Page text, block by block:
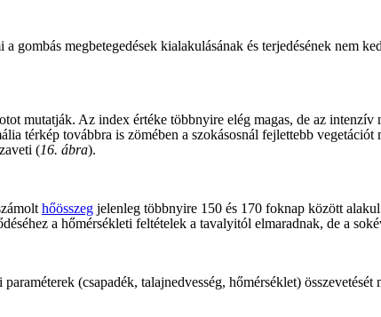
a gombás megbetegedések kialakulásának és terjedésének nem
mutatják. Az index értéke többnyire elég magas, de az intenzív
térkép továbbra is zömében a szokásosnál fejlettebb vegetációt
(16. ábra).
hőösszeg jelenleg többnyire 150 és 170 foknap között
a hőmérsékleti feltételek a tavalyitól elmaradnak, de a
(csapadék, talajnedvesség, hőmérséklet)